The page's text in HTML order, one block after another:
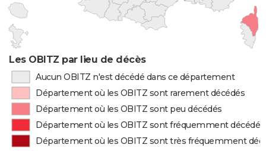
Les OBITZ par lieu de décès
Aucun OBITZ n'est décédé dans ce département
Département où les OBITZ sont rarement décédés
Département où les OBITZ sont peu décédés
Département où les OBITZ sont fréquemment décédés
Département où les OBITZ sont très fréquemment